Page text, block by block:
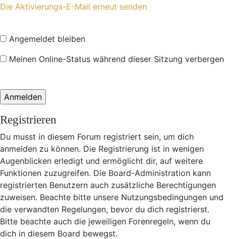
Die Aktivierungs-E-Mail erneut senden
Angemeldet bleiben
Meinen Online-Status während dieser Sitzung verbergen
Registrieren
Du musst in diesem Forum registriert sein, um dich
anmelden zu können. Die Registrierung ist in wenigen
Augenblicken erledigt und ermöglicht dir, auf weitere
Funktionen zuzugreifen. Die Board-Administration kann
registrierten Benutzern auch zusätzliche Berechtigungen
zuweisen. Beachte bitte unsere Nutzungsbedingungen und
die verwandten Regelungen, bevor du dich registrierst.
Bitte beachte auch die jeweiligen Forenregeln, wenn du
dich in diesem Board bewegst.